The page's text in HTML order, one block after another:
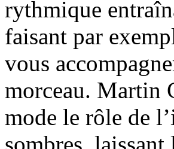
rythmique
faisant par
vous
morceau. Martin
mode le rôle de
sombres,